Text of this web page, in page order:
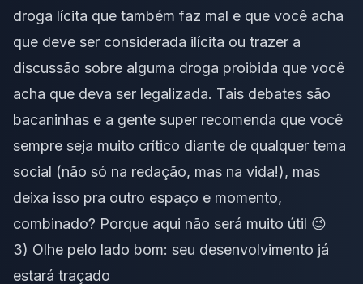
droga lícita que também faz mal e que você acha
que deve ser considerada ilícita ou trazer a
discussão sobre alguma droga proibida que você
acha que deva ser legalizada. Tais debates são
bacaninhas e a gente super recomenda que você
sempre seja muito crítico diante de qualquer tema
social (não só na redação, mas na vida!), mas
deixa isso pra outro espaço e momento,
combinado? Porque aqui não será muito útil 😉
3) Olhe pelo lado bom: seu desenvolvimento já
estará traçado